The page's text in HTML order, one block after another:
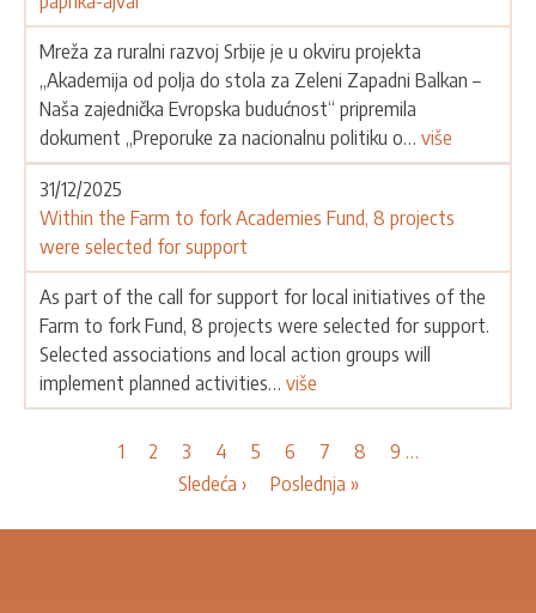
Mreža za ruralni razvoj Srbije je u okviru projekta
„Akademija od polja do stola za Zeleni Zapadni Balkan –
Naša zajednička Evropska budućnost“ pripremila
dokument „Preporuke za nacionalnu politiku o…više
31/12/2025
Within the Farm to fork Academies Fund, 8 projects
were selected for support
As part of the call for support for local initiatives of the
Farm to fork Fund, 8 projects were selected for support.
Selected associations and local action groups will
implement planned activities…više
PaginationCurrent
1 Page
2 Page
3 Page
4 Page
5 Page
6 Page
7 Page
8 Page
9 …
Next
Sledeća ›
Last
Poslednja »